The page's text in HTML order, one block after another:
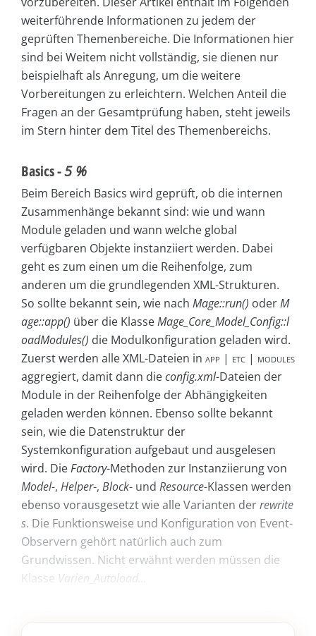
weiterführende Informationen zu jedem der
geprüften Themenbereiche. Die Informationen hier
sind bei Weitem nicht vollständig, sie dienen nur
beispielhaft als Anregung, um die weitere
Vorbereitungen zu erleichtern. Welchen Anteil die
Fragen an der Gesamtprüfung haben, steht jeweils
im Stern hinter dem Titel des Themenbereichs.
Basics -5 %
Beim Bereich Basics wird geprüft, ob die internen
Zusammenhänge bekannt sind: wie und wann
Module geladen und wann welche global
verfügbaren Objekte instanziiert werden. Dabei
geht es zum einen um die Reihenfolge, zum
anderen um die grundlegenden XML-Strukturen.
So sollte bekannt sein, wie nach Mage::run() oderM
age::app() über die KlasseMage_Core_Model_Config::l
oadModules() die Modulkonfiguration geladen wird.
Zuerst werden alle XML-Dateien in app | etc | modules
aggregiert, damit dann dieconfig.xml-Dateien der
Module in der Reihenfolge der Abhängigkeiten
geladen werden können. Ebenso sollte bekannt
sein, wie die Datenstruktur der
Systemkonfiguration aufgebaut und ausgelesen
wird. DieFactory-Methoden zur Instanziierung von
Model-, Helper-, Block- und Resource-Klassen werden
ebenso vorausgesetzt wie alle Varianten derrewrite
s. Die Funktionsweise und Konfiguration von Event-
Observern gehört natürlich auch zum
Grundwissen. Nicht erwähnt werden müssen die
Klasse Varien_Autoload...